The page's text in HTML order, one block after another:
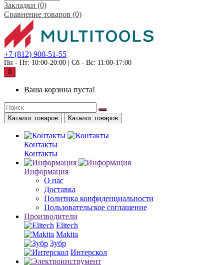
Закладки (0)
Сравнение товаров (0)
+7 (812) 900-51-55
Пн - Пт: 10:00-20:00 | Сб - Вс: 11:00-17:00
0
Ваша корзина пуста!
Каталог товаров Каталог товаров
Контакты
Контакты
Информация
О нас
Доставка
Политика конфиденциальности
Пользовательское соглашение
Производители
Elitech
Makita
Зубр
Интерскол